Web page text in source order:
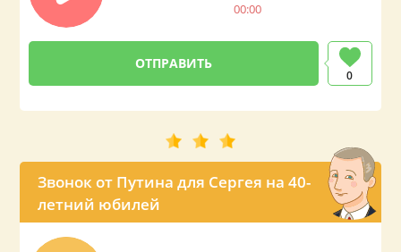
00:00
0
Звонок от Путина для Сергея на 40-
летний юбилей